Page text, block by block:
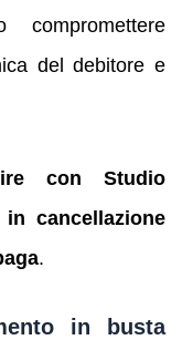
compromettere
del debitore e
con Studio
cancellazione
.
in busta